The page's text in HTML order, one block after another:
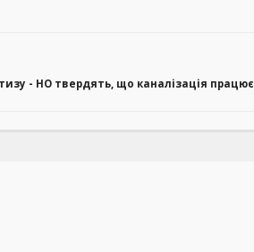
- НО твердять, що каналізація працює